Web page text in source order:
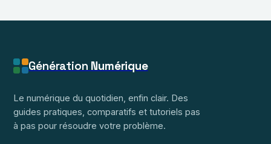
réparer
numérique
Génération Numérique
Le numérique du quotidien, enfin clair. Des
guides pratiques, comparatifs et tutoriels pas
à pas pour résoudre votre problème.